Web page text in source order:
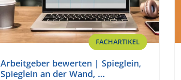
FACHARTIKEL
Arbeitgeber bewerten | Spieglein,
Spieglein an der Wand, …